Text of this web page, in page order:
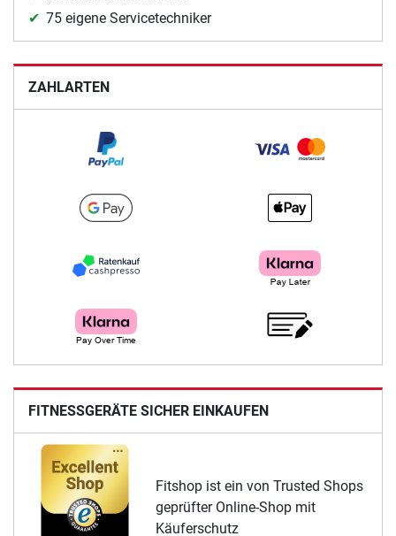
75 eigene Servicetechniker
ZAHLARTEN
FITNESSGERÄTE SICHER EINKAUFEN
Fitshop ist ein von Trusted Shops
geprüfter Online-Shop mit
Käuferschutz